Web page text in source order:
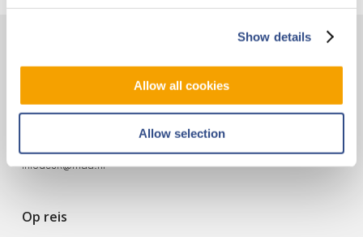
Show details
Allow all cookies
Allow selection
Contact
6199 AD Maastricht Airport
infodesk@maa.nl
Op reis